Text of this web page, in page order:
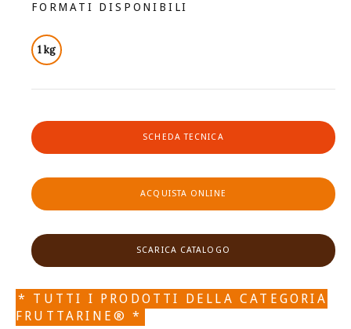
FORMATI DISPONIBILI
1 kg
SCHEDA TECNICA
ACQUISTA ONLINE
SCARICA CATALOGO
* TUTTI I PRODOTTI DELLA CATEGORIA
FRUTTARINE® *